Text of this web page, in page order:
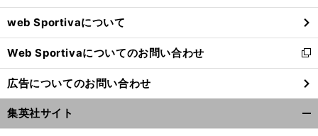
ウ
で
開
く
web Sportivaについて
Web Sportivaについてのお問い合わせ
新
し
い
ウ
ィ
ン
広告についてのお問い合わせ
集英社サイト